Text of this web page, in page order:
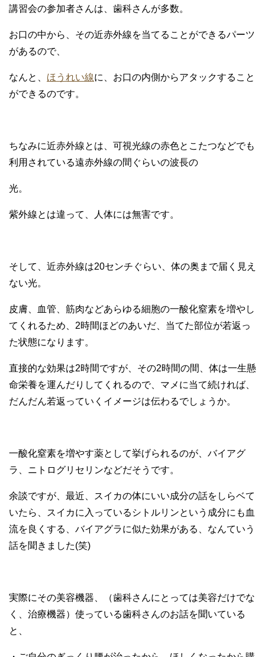
講習会の参加者さんは、歯科さんが多数。
お口の中から、その近赤外線を当てることができるパーツ
があるので、
なんと、 ほうれい線に、お口の内側からアタックすること
ができるのです。
ちなみに近赤外線とは、可視光線の赤色とこたつなどでも
利用されている遠赤外線の間ぐらいの波長の
光。
紫外線とは違って、人体には無害です。
そして、近赤外線は20センチぐらい、体の奥まで届く見え
ない光。
皮膚、血管、筋肉などあらゆる細胞の一酸化窒素を増やし
てくれるため、2時間ほどのあいだ、当てた部位が若返っ
た状態になります。
直接的な効果は2時間ですが、その2時間の間、体は一生懸
命栄養を運んだりしてくれるので、マメに当て続ければ、
だんだん若返っていくイメージは伝わるでしょうか。
一酸化窒素を増やす薬として挙げられるのが、バイアグ
ラ、ニトログリセリンなどだそうです。
余談ですが、最近、スイカの体にいい成分の話をしらベて
いたら、スイカに入っているシトルリンという成分にも血
流を良くする、バイアグラに似た効果がある、なんていう
話を聞きました(笑)
実際にその美容機器、（歯科さんにとっては美容だけでな
く、治療機器）使っている歯科さんのお話を聞いている
と、